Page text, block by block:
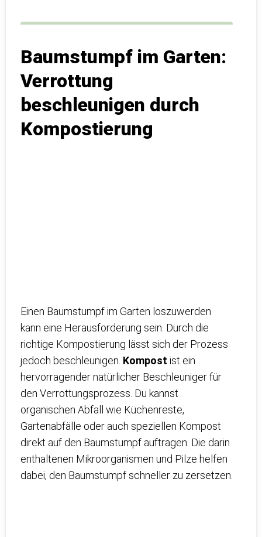
Baumstumpf im Garten:
Verrottung
beschleunigen durch
Kompostierung
Einen Baumstumpf im Garten loszuwerden
kann eine Herausforderung sein. Durch die
richtige Kompostierung lässt sich der Prozess
jedoch beschleunigen. Kompost ist ein
hervorragender natürlicher Beschleuniger für
den Verrottungsprozess. Du kannst
organischen Abfall wie Küchenreste,
Gartenabfälle oder auch speziellen Kompost
direkt auf den Baumstumpf auftragen. Die darin
enthaltenen Mikroorganismen und Pilze helfen
dabei, den Baumstumpf schneller zu zersetzen.